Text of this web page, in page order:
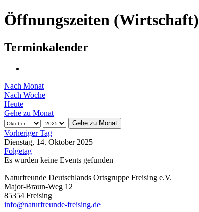
Öffnungszeiten (Wirtschaft)
Terminkalender
Nach Monat
Nach Woche
Heute
Gehe zu Monat
Gehe zu Monat
Vorheriger Tag
Dienstag, 14. Oktober 2025
Folgetag
Es wurden keine Events gefunden
Naturfreunde Deutschlands Ortsgruppe Freising e.V.
Major-Braun-Weg 12
85354 Freising
info@naturfreunde-freising.de